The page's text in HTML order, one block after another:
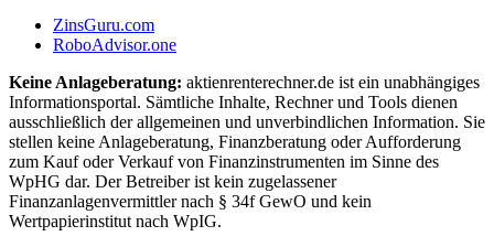
ZinsGuru.com
RoboAdvisor.one
Keine Anlageberatung: aktienrenterechner.de ist ein unabhängiges
Informationsportal. Sämtliche Inhalte, Rechner und Tools dienen
ausschließlich der allgemeinen und unverbindlichen Information. Sie
stellen keine Anlageberatung, Finanzberatung oder Aufforderung
zum Kauf oder Verkauf von Finanzinstrumenten im Sinne des
WpHG dar. Der Betreiber ist kein zugelassener
Finanzanlagenvermittler nach § 34f GewO und kein
Wertpapierinstitut nach WpIG.